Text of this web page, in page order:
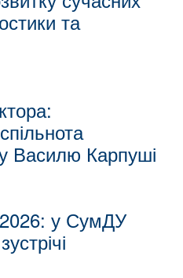
та
Василю Карпуші
у СумДУ